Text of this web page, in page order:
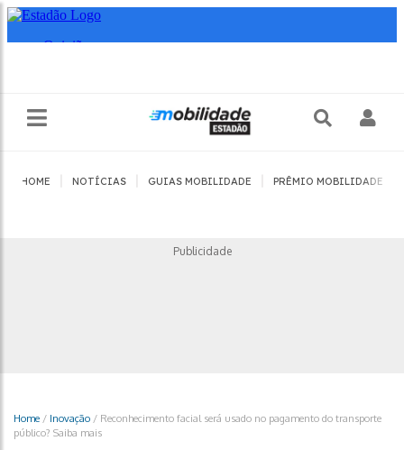
HOME NOTÍCIAS GUIAS MOBILIDADE PRÊMIO MOBILIDADE
Publicidade
Home / Inovação / Reconhecimento facial será usado no pagamento do transporte
público? Saiba mais